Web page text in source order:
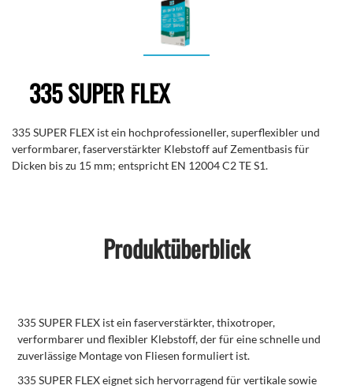
335 SUPER FLEX
335 SUPER FLEX ist ein hochprofessioneller, superflexibler und
verformbarer, faserverstärkter Klebstoff auf Zementbasis für
Dicken bis zu 15 mm; entspricht EN 12004 C2 TE S1.
Produktüberblick
335 SUPER FLEX ist ein faserverstärkter, thixotroper,
verformbarer und flexibler Klebstoff, der für eine schnelle und
zuverlässige Montage von Fliesen formuliert ist.
335 SUPER FLEX eignet sich hervorragend für vertikale sowie